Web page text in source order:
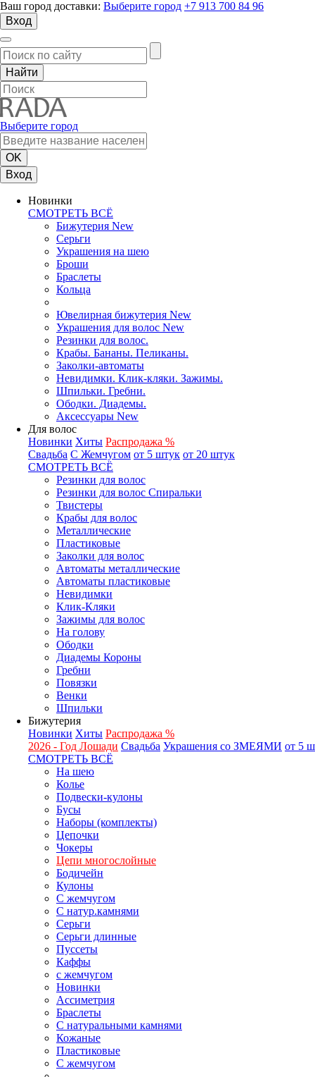
Ваш город доставки: Выберите город +7 913 700 84 96
Вход
Выберите город
Вход
Новинки
СМОТРЕТЬ ВСЁ
Бижутерия New
Серьги
Украшения на шею
Броши
Браслеты
Кольца
Ювелирная бижутерия New
Украшения для волос New
Резинки для волос.
Крабы. Бананы. Пеликаны.
Заколки-автоматы
Невидимки. Клик-кляки. Зажимы.
Шпильки. Гребни.
Ободки. Диадемы.
Аксессуары New
Для волос
Новинки Хиты Распродажа %
Свадьба С Жемчугом от 5 штук от 20 штук
СМОТРЕТЬ ВСЁ
Резинки для волос
Резинки для волос Спиральки
Твистеры
Крабы для волос
Металлические
Пластиковые
Заколки для волос
Автоматы металлические
Автоматы пластиковые
Невидимки
Клик-Кляки
Зажимы для волос
На голову
Ободки
Диадемы Короны
Гребни
Повязки
Венки
Шпильки
Бижутерия
Новинки Хиты Распродажа %
2026 - Год Лошади Свадьба Украшения со ЗМЕЯМИ от 5
СМОТРЕТЬ ВСЁ
На шею
Колье
Подвески-кулоны
Бусы
Наборы (комплекты)
Цепочки
Чокеры
Цепи многослойные
Бодичейн
Кулоны
С жемчугом
С натур.камнями
Серьги
Серьги длинные
Пуссеты
Каффы
с жемчугом
Новинки
Ассиметрия
Браслеты
С натуральными камнями
Кожаные
Пластиковые
С жемчугом